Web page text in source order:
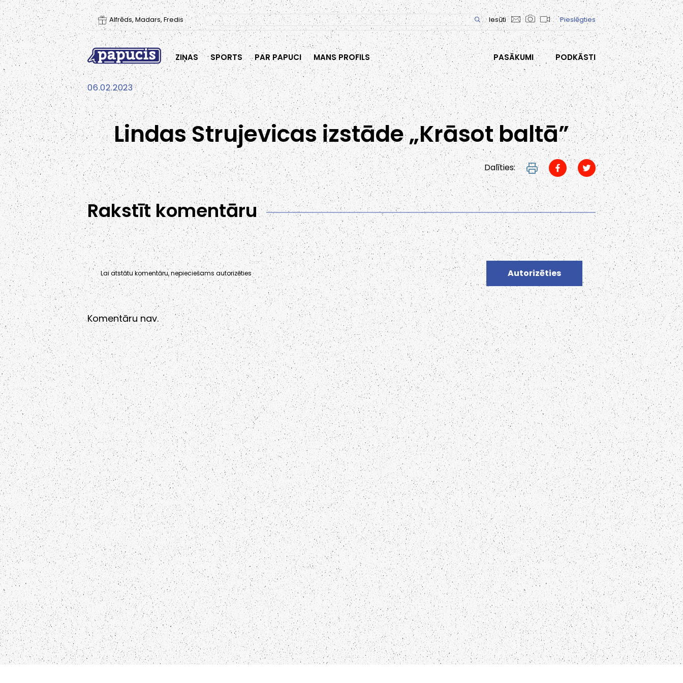
Alfrēds, Madars, Fredis Iesūti Pieslēgties
ZIŅAS SPORTS PAR PAPUCI MANS PROFILS PASĀKUMI PODKĀSTI
06.02.2023
Lindas Strujevicas izstāde „Krāsot baltā”
Dalīties:
Rakstīt komentāru
Lai atstātu komentāru, nepieciešams autorizēties Autorizēties
Komentāru nav.